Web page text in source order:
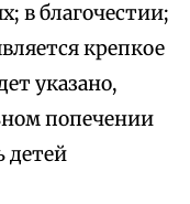
в благочестии;
крепкое
указано,
попечении
детей